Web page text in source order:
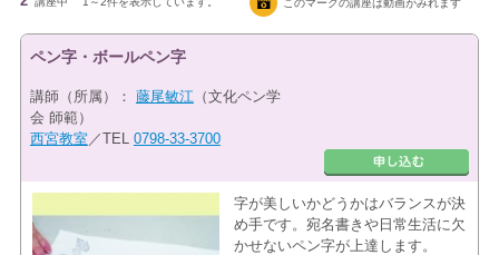
ペン字・ボールペン字
講師（所属）： 藤尾敏江 （文化ペン学
会 師範）
西宮教室 ／TEL 0798-33-3700
字が美しいかどうかはバランスが決
め手です。宛名書きや日常生活に欠
かせないペン字が上達します。